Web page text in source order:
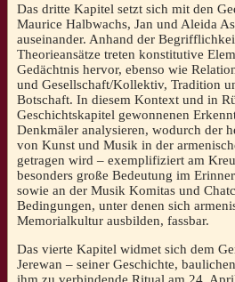
Das dritte Kapitel setzt sich mit den
Maurice Halbwachs, Jan und Aleida
auseinander. Anhand der
Theorieansätze treten konstitutive
Gedächtnis hervor, ebenso wie
und Gesellschaft/Kollektiv, Tradition
Botschaft. In diesem Kontext und in
Geschichtskapitel gewonnenen
Denkmäler analysieren, wodurch der
von Kunst und Musik in der
getragen wird – exemplifiziert am
besonders große Bedeutung im
sowie an der Musik Komitas und
Bedingungen, unter denen sich
Memorialkultur ausbilden, fassbar.
Das vierte Kapitel widmet sich dem
Jerewan – seiner Geschichte,
ihm zu verbindende Ritual am 24.